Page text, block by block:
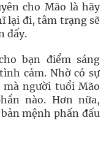
cho Mão là hãy
lại đi, tâm trạng sẽ
đấy.
bạn điểm sáng
cảm. Nhờ có sự
người tuổi Mão
nào. Hơn nữa,
mệnh phấn đấu